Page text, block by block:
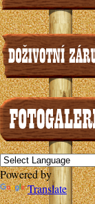
Powered by
Translate